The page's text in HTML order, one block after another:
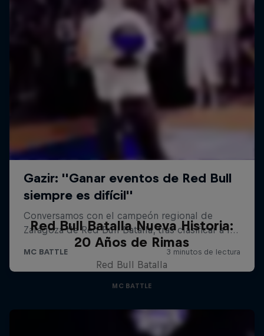
Red Bull Batalla Nueva Historia:
20 Años de Rimas
Red Bull Batalla
MC BATTLE